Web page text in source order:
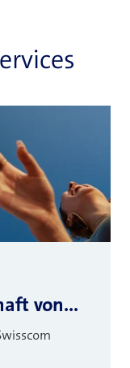
von...